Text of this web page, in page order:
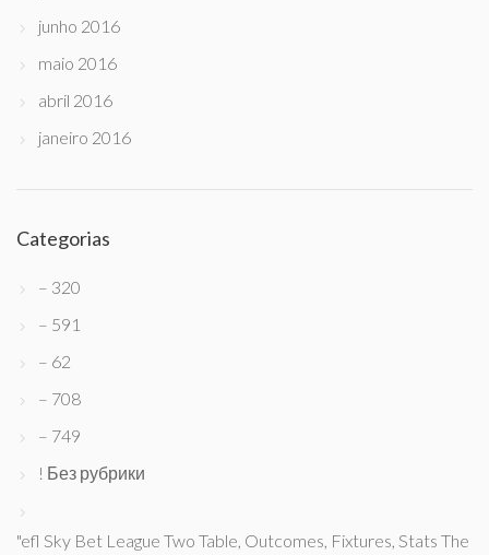
junho 2016
maio 2016
abril 2016
janeiro 2016
Categorias
– 320
– 591
– 62
– 708
– 749
! Без рубрики
"efl Sky Bet League Two Table, Outcomes, Fixtures, Stats The